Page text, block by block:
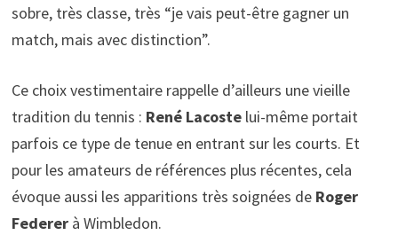
sobre, très classe, très “je vais peut-être gagner un
match, mais avec distinction”.
Ce choix vestimentaire rappelle d’ailleurs une vieille
tradition du tennis : René Lacostelui-même portait
parfois ce type de tenue en entrant sur les courts. Et
pour les amateurs de références plus récentes, cela
évoque aussi les apparitions très soignées de Roger
Federerà Wimbledon.